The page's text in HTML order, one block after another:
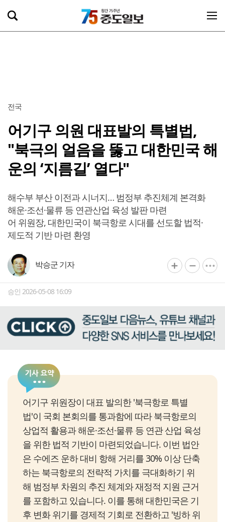
전국
어기구 의원 대표발의 특별법,
"북극의 얼음을 뚫고 대한민국 해
운의 ‘지름길’ 열다"
해수부 부산 이전과 시너지… 범정부 추진체계 본격화
해운·조선·물류 등 연관산업 육성 발판 마련
어 위원장, 대한민국이 북극항로 시대를 선도할 법적·
제도적 기반 마련 환영
박승군 기자
승인 2026-05-08 16:09
어기구 위원장이 대표 발의한 '북극항로 특별
법'이 국회 본회의를 통과함에 따라 북극항로의
상업적 활용과 해운·조선·물류 등 연관 산업 육성
을 위한 법적 기반이 마련되었습니다. 이번 법안
은 수에즈 운하 대비 항해 거리를 30% 이상 단축
하는 북극항로의 전략적 가치를 극대화하기 위
해 범정부 차원의 추진 체계와 재정적 지원 근거
를 포함하고 있습니다. 이를 통해 대한민국은 기
후 변화 위기를 경제적 기회로 전환하고 '빙하 위